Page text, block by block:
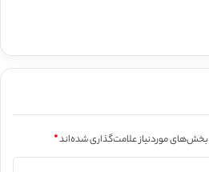
بخش‌های موردنیاز علامت‌گذاری شده‌اند*